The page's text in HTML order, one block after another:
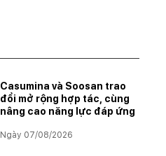
Casumina và Soosan trao
đổi mở rộng hợp tác, cùng
nâng cao năng lực đáp ứng
Ngày 07/08/2026